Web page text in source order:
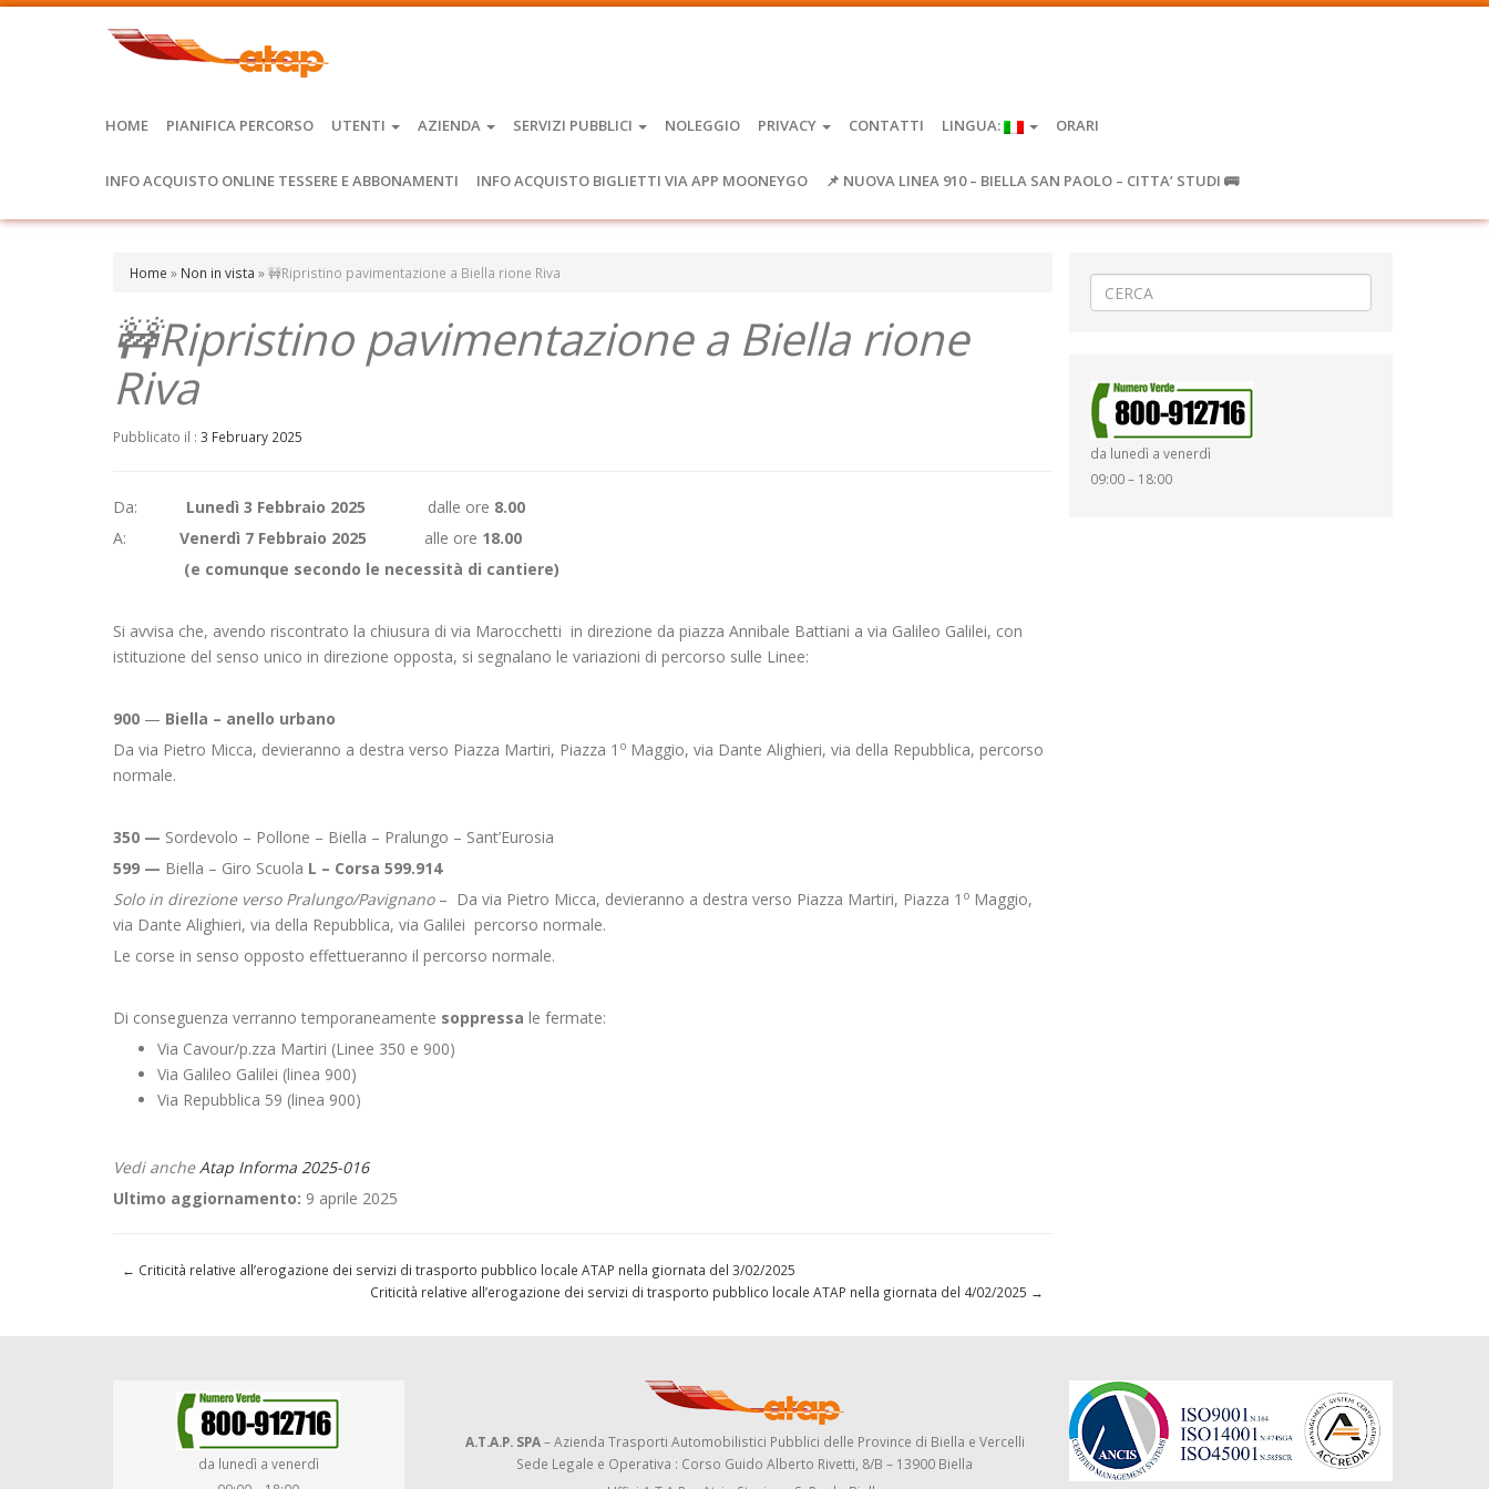
HOME PIANIFICA PERCORSO UTENTI AZIENDA SERVIZI PUBBLICI NOLEGGIO PRIVACY CONTATTI LINGUA: ORARI
INFO ACQUISTO ONLINE TESSERE E ABBONAMENTI INFO ACQUISTO BIGLIETTI VIA APP MOONEYGO 📌 NUOVA LINEA 910 – BIELLA SAN PAOLO – CITTA’ STUDI 🚌
Home » Non in vista »🚧Ripristino pavimentazione a Biella rione Riva
🚧Ripristino pavimentazione a Biella rione
Riva
Pubblicato il : 3 February 2025
Da: Lunedì 3 Febbraio 2025 dalle ore 8.00
A: Venerdì 7 Febbraio 2025 alle ore 18.00
(e comunque secondo le necessità di cantiere)
Si avvisa che, avendo riscontrato la chiusura di via Marocchetti in direzione da piazza Annibale Battiani a via Galileo Galilei, con
istituzione del senso unico in direzione opposta, si segnalano le variazioni di percorso sulle Linee:
900 — Biella – anello urbano
Da via Pietro Micca, devieranno a destra verso Piazza Martiri, Piazza 1 o Maggio, via Dante Alighieri, via della Repubblica, percorso
normale.
350 — Sordevolo – Pollone – Biella – Pralungo – Sant’Eurosia
599 — Biella – Giro Scuola L – Corsa 599.914
Solo in direzione verso Pralungo/Pavignano– Da via Pietro Micca, devieranno a destra verso Piazza Martiri, Piazza 1 o Maggio,
via Dante Alighieri, via della Repubblica, via Galilei percorso normale.
Le corse in senso opposto effettueranno il percorso normale.
Di conseguenza verranno temporaneamente soppressa le fermate:
Via Cavour/p.zza Martiri (Linee 350 e 900)
Via Galileo Galilei (linea 900)
Via Repubblica 59 (linea 900)
Vedi ancheAtap Informa 2025-016
Ultimo aggiornamento: 9 aprile 2025
← Criticità relative all’erogazione dei servizi di trasporto pubblico locale ATAP nella giornata del 3/02/2025
Criticità relative all’erogazione dei servizi di trasporto pubblico locale ATAP nella giornata del 4/02/2025 →
da lunedì a venerdì
09:00 – 18:00
da lunedì a venerdì
A.T.A.P. SPA– Azienda Trasporti Automobilistici Pubblici delle Province di Biella e Vercelli
Sede Legale e Operativa : Corso Guido Alberto Rivetti, 8/B – 13900 Biella